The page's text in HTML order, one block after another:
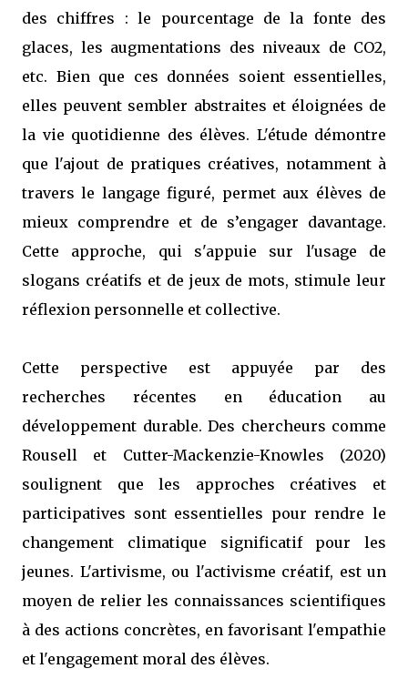
des chiffres : le pourcentage de la fonte des
glaces, les augmentations des niveaux de CO2,
etc. Bien que ces données soient essentielles,
elles peuvent sembler abstraites et éloignées de
la vie quotidienne des élèves. L'étude démontre
que l'ajout de pratiques créatives, notamment à
travers le langage figuré, permet aux élèves de
mieux comprendre et de s’engager davantage.
Cette approche, qui s'appuie sur l'usage de
slogans créatifs et de jeux de mots, stimule leur
réflexion personnelle et collective.
Cette perspective est appuyée par des
recherches récentes en éducation au
développement durable. Des chercheurs comme
Rousell et Cutter-Mackenzie-Knowles (2020)
soulignent que les approches créatives et
participatives sont essentielles pour rendre le
changement climatique significatif pour les
jeunes. L'artivisme, ou l'activisme créatif, est un
moyen de relier les connaissances scientifiques
à des actions concrètes, en favorisant l'empathie
et l'engagement moral des élèves.